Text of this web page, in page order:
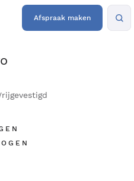
Afspraak maken